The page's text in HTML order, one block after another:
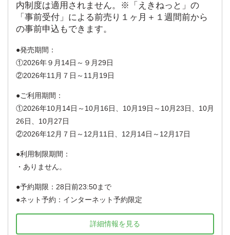
内制度は適用されません。※「えきねっと」の
「事前受付」による前売り１ヶ月＋１週間前から
の事前申込もできます。
発売期間：
①2026年９月14日～９月29日
②2026年11月７日～11月19日
ご利用期間：
①2026年10月14日～10月16日、10月19日～10月23日、10月
26日、10月27日
②2026年12月７日～12月11日、12月14日～12月17日
利用制限期間：
・ありません。
予約期限：28日前23:50まで
ネット予約：インターネット予約限定
詳細情報を見る